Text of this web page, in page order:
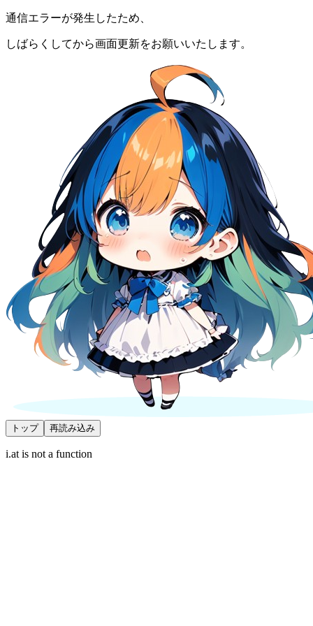
通信エラーが発生したため、
しばらくしてから画面更新をお願いいたします。
トップ 再読み込み
i.at is not a function